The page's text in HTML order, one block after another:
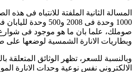
وبطاريات الانارة الشمسية لوضعها على